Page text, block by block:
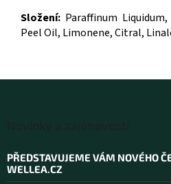
Složení: Paraffinum
Peel Oil, Limonene, Citral,
PŘEDSTAVUJEME VÁM NOVÉHO
WELLEA.CZ